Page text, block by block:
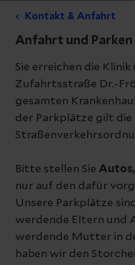
Kontakt & Anfahrt
Anfahrt und Parken
Sie erreichen die Klinik
Zufahrtsstraße Dr.-
gesamten
der Parkplätze gilt die
Bitte stellen Sie
nur auf den dafür
Unsere Parkplätze
werdende Eltern und
werdende Mutter in
haben wir den